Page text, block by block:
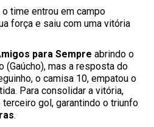
o time entrou em campo
força e saiu com uma vitória
para Sempre abrindo o
(Gaúcho), mas a resposta do
o camisa 10, empatou o
Para consolidar a vitória,
terceiro gol, garantindo o triunfo
.